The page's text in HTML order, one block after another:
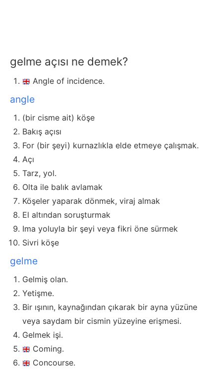
gelme açısı ne demek?
Angle of incidence.
angle
(bir cisme ait) köşe
Bakış açısı
For (bir şeyi) kurnazlıkla elde etmeye çalışmak.
Açı
Tarz, yol.
Olta ile balık avlamak
Köşeler yaparak dönmek, viraj almak
El altından soruşturmak
Ima yoluyla bir şeyi veya fikri öne sürmek
Sivri köşe
gelme
Gelmiş olan.
Yetişme.
Bir ışının, kaynağından çıkarak bir ayna yüzüne
veya saydam bir cismin yüzeyine erişmesi.
Gelmek işi.
Coming.
Concourse.